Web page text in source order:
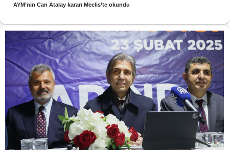
AYM’nin Can Atalay kararı Meclis’te okundu